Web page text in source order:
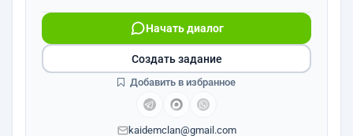
Начать диалог
kaidemclan@gmail.com
Создать задание
Добавить в избранное